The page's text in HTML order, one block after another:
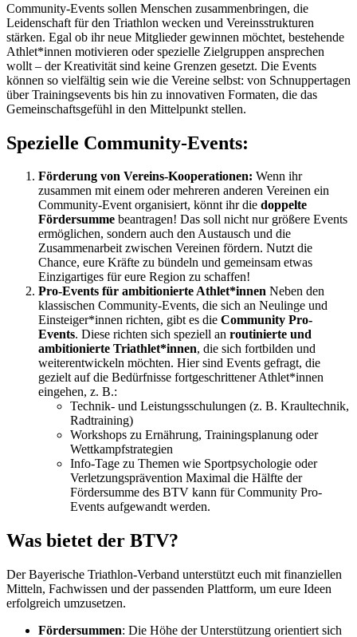
Community-Events sollen Menschen zusammenbringen, die
Leidenschaft für den Triathlon wecken und Vereinsstrukturen
stärken. Egal ob ihr neue Mitglieder gewinnen möchtet, bestehende
Athlet*innen motivieren oder spezielle Zielgruppen ansprechen
wollt – der Kreativität sind keine Grenzen gesetzt. Die Events
können so vielfältig sein wie die Vereine selbst: von Schnuppertagen
über Trainingsevents bis hin zu innovativen Formaten, die das
Gemeinschaftsgefühl in den Mittelpunkt stellen.
Spezielle Community-Events:
Förderung von Vereins-Kooperationen: Wenn ihr
zusammen mit einem oder mehreren anderen Vereinen ein
Community-Event organisiert, könnt ihr die doppelte
Fördersumme beantragen! Das soll nicht nur größere Events
ermöglichen, sondern auch den Austausch und die
Zusammenarbeit zwischen Vereinen fördern. Nutzt die
Chance, eure Kräfte zu bündeln und gemeinsam etwas
Einzigartiges für eure Region zu schaffen!
Pro-Events für ambitionierte Athlet*innen Neben den
klassischen Community-Events, die sich an Neulinge und
Einsteiger*innen richten, gibt es die Community Pro-
Events. Diese richten sich speziell an routinierte und
ambitionierte Triathlet*innen, die sich fortbilden und
weiterentwickeln möchten. Hier sind Events gefragt, die
gezielt auf die Bedürfnisse fortgeschrittener Athlet*innen
eingehen, z. B.:
Technik- und Leistungsschulungen (z. B. Kraultechnik,
Radtraining)
Workshops zu Ernährung, Trainingsplanung oder
Wettkampfstrategien
Info-Tage zu Themen wie Sportpsychologie oder
Verletzungsprävention Maximal die Hälfte der
Fördersumme des BTV kann für Community Pro-
Events aufgewandt werden.
Was bietet der BTV?
Der Bayerische Triathlon-Verband unterstützt euch mit finanziellen
Mitteln, Fachwissen und der passenden Plattform, um eure Ideen
erfolgreich umzusetzen.
Fördersummen: Die Höhe der Unterstützung orientiert sich